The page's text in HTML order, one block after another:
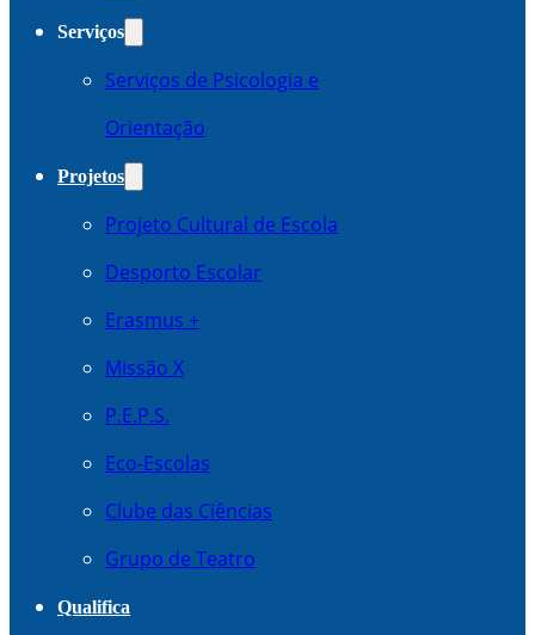
Serviços
Serviços de Psicologia e
Orientação
Projetos
Projeto Cultural de Escola
Desporto Escolar
Erasmus +
Missão X
P.E.P.S.
Eco-Escolas
Clube das Ciências
Grupo de Teatro
Qualifica